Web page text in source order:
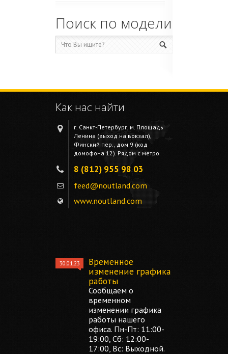
Поиск по модели
Как нас найти
г. Санкт-Петербург, м. Площадь
Ленина (выход на вокзал),
Финский пер., дом 9 (код
домофона 12). Рядом с метро.
8 (812) 955 98 03
feed@noutland.com
www.noutland.com
30.01.23
Временное
изменение графика
работы
Сообщаем о
временном
изменении графика
работы нашего
офиса. Пн-Пт: 11:00-
19:00, Сб: 12:00-
17:00, Вс: Выходной.